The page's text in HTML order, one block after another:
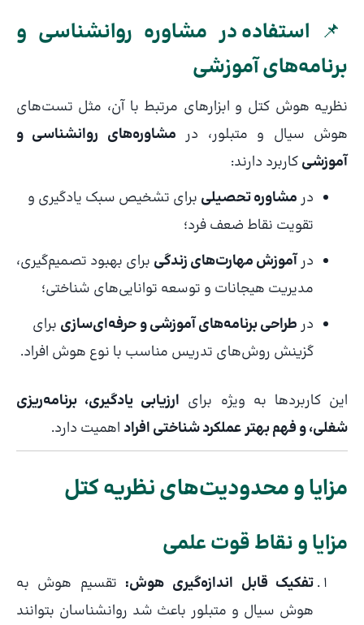
📌 استفاده در مشاوره روانشناسی و
برنامه‌های آموزشی
نظریه هوش کتل و ابزارهای مرتبط با آن، مثل تست‌های
هوش سیال و متبلور، در مشاوره‌های روانشناسی و
آموزشیکاربرد دارند:
در مشاوره تحصیلی برای تشخیص سبک یادگیری و
تقویت نقاط ضعف فرد؛
در آموزش مهارت‌های زندگی برای بهبود تصمیم‌گیری،
مدیریت هیجانات و توسعه توانایی‌های شناختی؛
در طراحی برنامه‌های آموزشی و حرفه‌ای‌سازی برای
گزینش روش‌های تدریس مناسب با نوع هوش افراد.
این کاربردها به ویژه برای ارزیابی یادگیری، برنامه‌ریزی
شغلی، و فهم بهتر عملکرد شناختی افراد اهمیت دارد.
مزایا و محدودیت‌های نظریه کتل
مزایا و نقاط قوت علمی
تفکیک قابل اندازه‌گیری هوش: تقسیم هوش به
هوش سیال و متبلور باعث شد روانشناسان بتوانند